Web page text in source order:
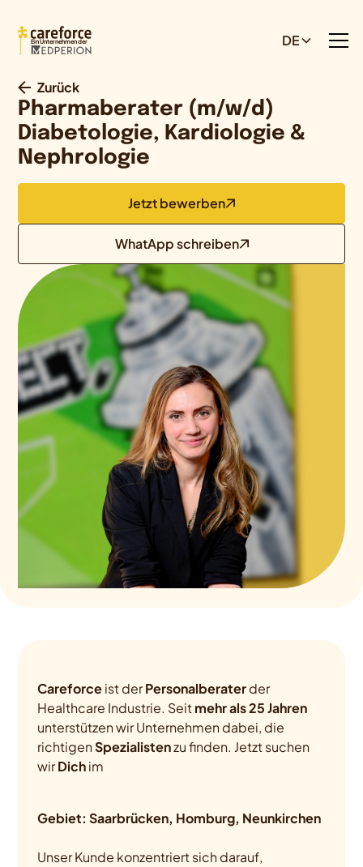
Ein Unternehmen der DE
Zurück
Pharmaberater (m/w/d)
Diabetologie, Kardiologie &
Nephrologie
Jetzt bewerben
WhatApp schreiben
Careforceist derPersonalberaterder
Healthcare Industrie. Seitmehr als 25 Jahren
unterstützen wir Unternehmen dabei, die
richtigenSpezialistenzu finden. Jetzt suchen
wirDichim
Gebiet: Saarbrücken, Homburg, Neunkirchen
Unser Kunde konzentriert sich darauf,